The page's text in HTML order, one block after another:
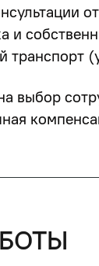
и
транспорт
выбор